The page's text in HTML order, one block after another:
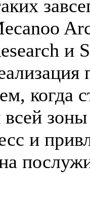
и
когда
всей
и